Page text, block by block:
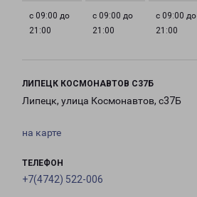
с 09:00 до
21:00
с 09:00 до
21:00
с 09:00 до
21:00
ЛИПЕЦК КОСМОНАВТОВ С37Б
Липецк, улица Космонавтов, с37Б
на карте
ТЕЛЕФОН
+7(4742) 522-006